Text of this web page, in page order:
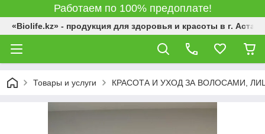
Работаем по 100% предоплате!
«Biolife.kz» - продукция для здоровья и красоты в г. Астана
Товары и услуги КРАСОТА И УХОД ЗА ВОЛОСАМИ,